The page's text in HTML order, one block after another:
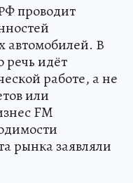
проводит
автомобилей. В
речь идёт
работе, а не
или
FM
рынка заявляли